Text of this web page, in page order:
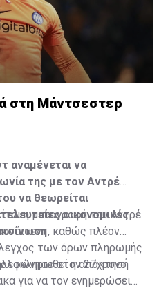
στη Μάντσεστερ
αναμένεται να
της με τον Αντρέ
να θεωρείται
οικονομικές
η μεταγραφή του Αντρέ
καθώς πλέον
των όρων πληρωμής
η απόκτησή
στον 27χρονο
για να τον ενημερώσει